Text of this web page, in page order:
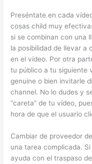
Preséntate en cada
cosas child muy
si se combinan con una
la posibilidad de llevar a
en el vídeo. Por otra
tu público a tu siguiente
genuine o bien invitarle
channel. No lo dudes y
“careta” de tu vídeo,
hora de que el usuario
Cambiar de proveedor
una tarea complicada.
ayuda con el traspaso